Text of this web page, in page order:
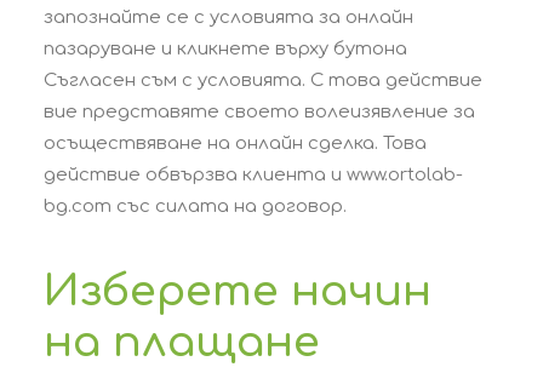
запознайте се с условията за онлайн
пазаруване и кликнете върху бутона
Съгласен съм с условията. С това действие
вие представяте своето волеизявление за
осъществяване на онлайн сделка. Това
действие обвързва клиента и www.ortolab-
bg.com със силата на договор.
Изберете начин
на плащане